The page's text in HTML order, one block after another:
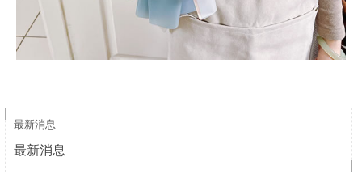
最新消息
最新消息